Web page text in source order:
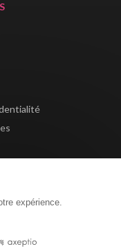
expérience.